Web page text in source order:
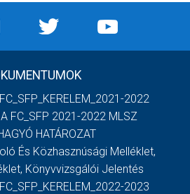
2022
FC_SFP 2021-2022 MLSZ
HATÁROZAT
És Közhasznúsági Melléklet,
Könyvvizsgálói Jelentés
2023